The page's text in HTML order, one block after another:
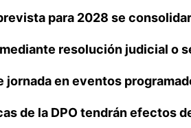
para 2028 se
resolución judicial o
jornada en eventos
de la DPO tendrán efectos